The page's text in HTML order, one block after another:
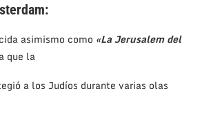
asimismo como «La Jerusalem del
que la
a los Judíos durante varias olas